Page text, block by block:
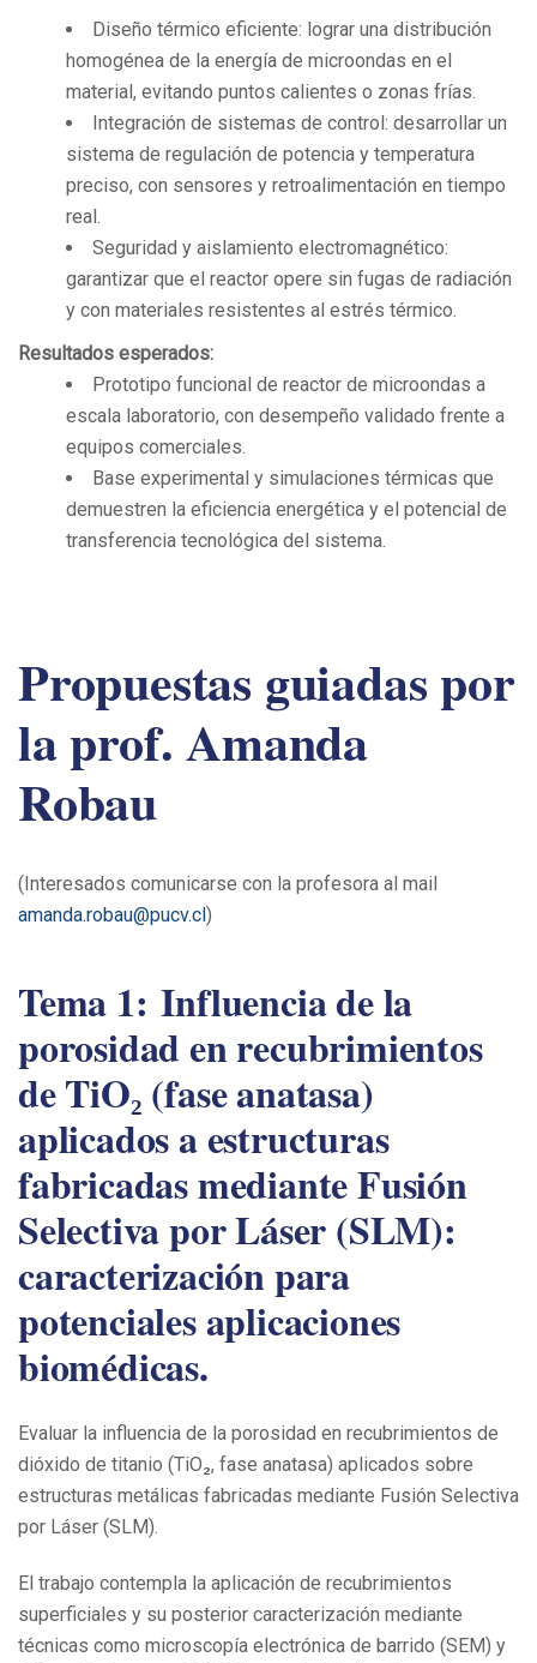
Diseño térmico eficiente: lograr una distribución
homogénea de la energía de microondas en el
material, evitando puntos calientes o zonas frías.
Integración de sistemas de control: desarrollar un
sistema de regulación de potencia y temperatura
preciso, con sensores y retroalimentación en tiempo
real.
Seguridad y aislamiento electromagnético:
garantizar que el reactor opere sin fugas de radiación
y con materiales resistentes al estrés térmico.
Resultados esperados:
Prototipo funcional de reactor de microondas a
escala laboratorio, con desempeño validado frente a
equipos comerciales.
Base experimental y simulaciones térmicas que
demuestren la eficiencia energética y el potencial de
transferencia tecnológica del sistema.
Propuestas guiadas por
la prof. Amanda
Robau
(Interesados comunicarse con la profesora al mail
amanda.robau@pucv.cl )
Tema 1:Influencia de la
porosidad en recubrimientos
de TiO₂ (fase anatasa)
aplicados a estructuras
fabricadas mediante Fusión
Selectiva por Láser (SLM):
caracterización para
potenciales aplicaciones
biomédicas.
Evaluar la influencia de la porosidad en recubrimientos de
dióxido de titanio (TiO₂, fase anatasa) aplicados sobre
estructuras metálicas fabricadas mediante Fusión Selectiva
por Láser (SLM).
El trabajo contempla la aplicación de recubrimientos
superficiales y su posterior caracterización mediante
técnicas como microscopía electrónica de barrido (SEM) y